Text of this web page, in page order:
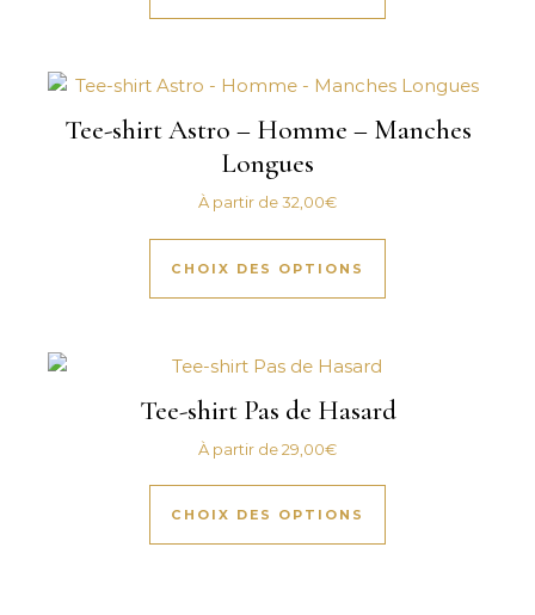
Tee-shirt Astro – Homme – Manches
Longues
À partir de32,00€
CHOIX DES OPTIONS
Ce produit a
Tee-shirt Pas de Hasard
À partir de29,00€
CHOIX DES OPTIONS
Ce produit a